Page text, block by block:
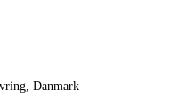
Danmark